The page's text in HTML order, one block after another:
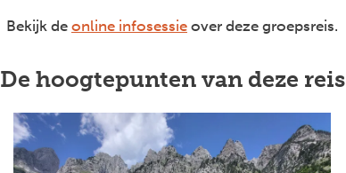
Bekijk de online infosessie over deze groepsreis.
De hoogtepunten van deze reis